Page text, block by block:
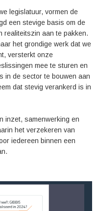
legislatuur, vormen de
een stevige basis om de
realiteitszin aan te pakken.
het grondige werk dat we
versterkt onze
mee te sturen en
in de sector te bouwen aan
dat stevig verankerd is in
inzet, samenwerking en
het verzekeren van
iedereen binnen een